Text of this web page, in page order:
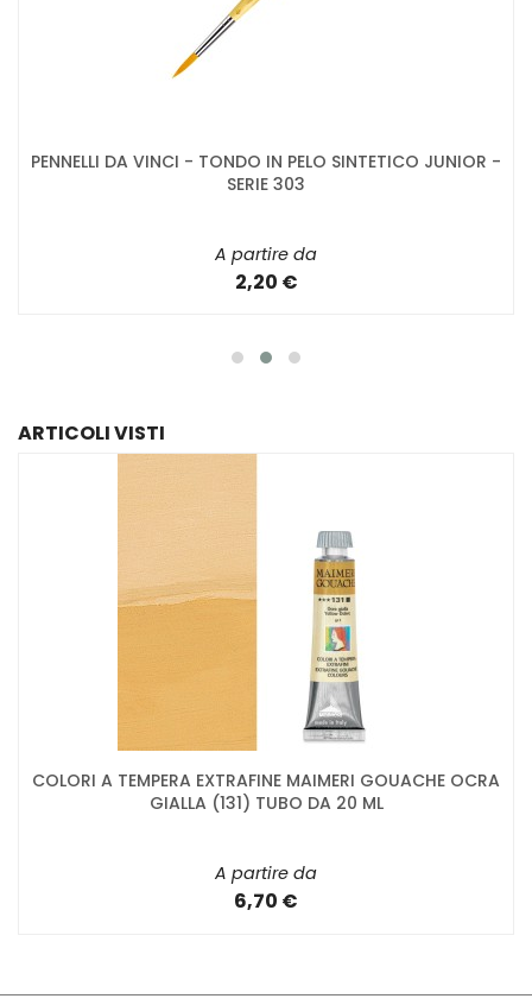
PENNELLI DA VINCI - TONDO IN PELO SINTETICO JUNIOR -
SERIE 303
A partire da
2,20 €
ARTICOLI VISTI
COLORI A TEMPERA EXTRAFINE MAIMERI GOUACHE OCRA
GIALLA (131) TUBO DA 20 ML
A partire da
6,70 €